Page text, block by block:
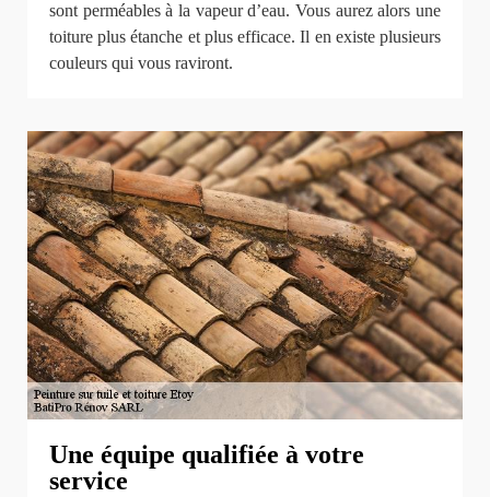
sont perméables à la vapeur d’eau. Vous aurez alors une
toiture plus étanche et plus efficace. Il en existe plusieurs
couleurs qui vous raviront.
Une équipe qualifiée à votre
service